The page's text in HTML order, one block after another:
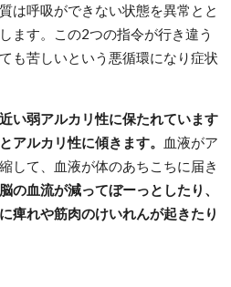
は呼吸ができない状態を異常とと
ます。この2つの指令が行き違う
も苦しいという悪循環になり症状
い弱アルカリ性に保たれています
アルカリ性に傾きます。
血液がア
して、血液が体のあちこちに届き
脳の血流が減ってぼーっとしたり、
痺れや筋肉のけいれんが起きたり